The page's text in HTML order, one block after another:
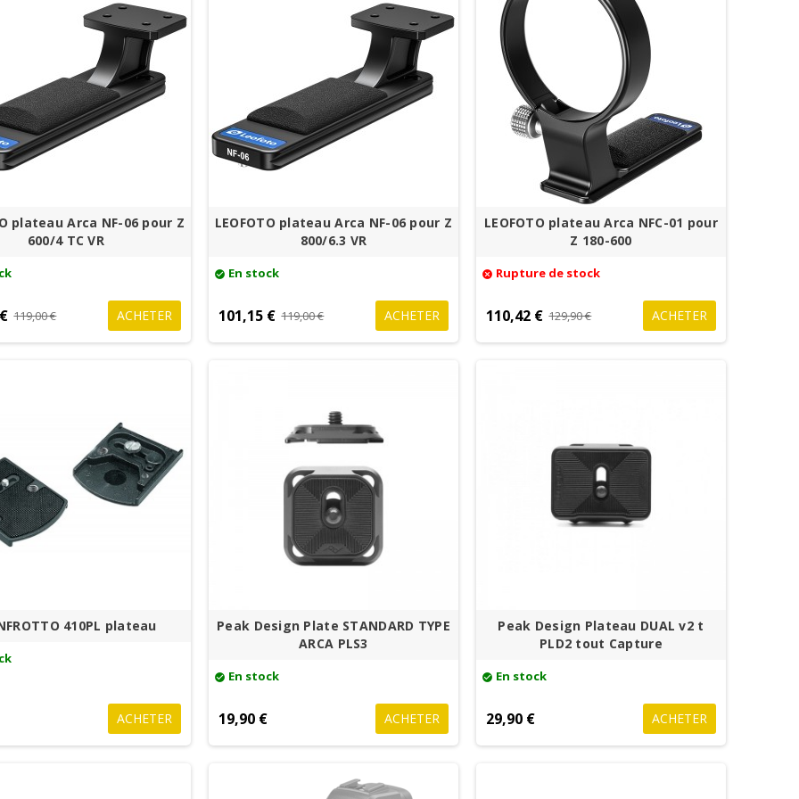
plateau Arca NF-06 pour Z
600/4 TC VR
119,00 € ACHETER
LEOFOTO plateau Arca NF-06 pour Z
800/6.3 VR
check_circle En stock
101,15 € 119,00 € ACHETER
LEOFOTO plateau Arca NFC-01 pour
Z 180-600
cancel Rupture de stock
110,42 € 129,90 € ACHETER
410PL plateau
ACHETER
Peak Design Plate STANDARD TYPE
ARCA PLS3
check_circle En stock
19,90 € ACHETER
Peak Design Plateau DUAL v2 t
PLD2 tout Capture
check_circle En stock
29,90 € ACHETER